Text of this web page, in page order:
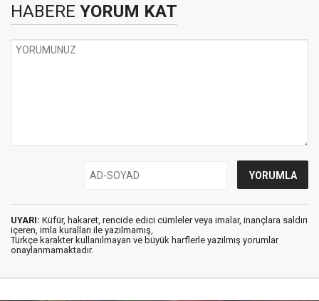
HABERE YORUM KAT
UYARI: Küfür, hakaret, rencide edici cümleler veya imalar, inançlara saldırı
içeren, imla kuralları ile yazılmamış,
Türkçe karakter kullanılmayan ve büyük harflerle yazılmış yorumlar
onaylanmamaktadır.